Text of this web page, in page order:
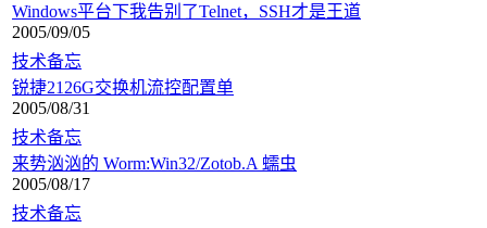
Windows平台下我告别了Telnet，SSH才是王道
2005/09/05
技术备忘
锐捷2126G交换机流控配置单
2005/08/31
技术备忘
来势汹汹的 Worm:Win32/Zotob.A 蠕虫
2005/08/17
技术备忘